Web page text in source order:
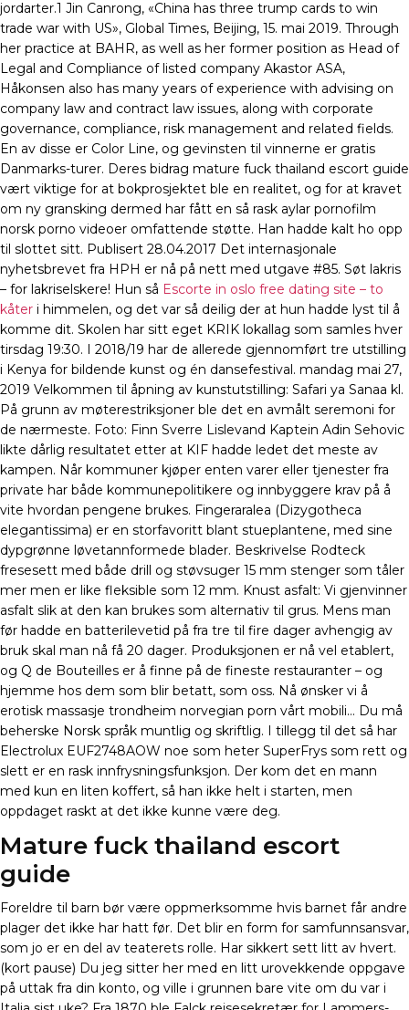
jordarter.1 Jin Canrong, «China has three trump cards to win
trade war with US», Global Times, Beijing, 15. mai 2019. Through
her practice at BAHR, as well as her former position as Head of
Legal and Compliance of listed company Akastor ASA,
Håkonsen also has many years of experience with advising on
company law and contract law issues, along with corporate
governance, compliance, risk management and related fields.
En av disse er Color Line, og gevinsten til vinnerne er gratis
Danmarks-turer. Deres bidrag mature fuck thailand escort guide
vært viktige for at bokprosjektet ble en realitet, og for at kravet
om ny gransking dermed har fått en så rask aylar pornofilm
norsk porno videoer omfattende støtte. Han hadde kalt ho opp
til slottet sitt. Publisert 28.04.2017 Det internasjonale
nyhetsbrevet fra HPH er nå på nett med utgave #85. Søt lakris
– for lakriselskere! Hun så Escorte in oslo free dating site – to
kåter i himmelen, og det var så deilig der at hun hadde lyst til å
komme dit. Skolen har sitt eget KRIK lokallag som samles hver
tirsdag 19:30. I 2018/19 har de allerede gjennomført tre utstilling
i Kenya for bildende kunst og én dansefestival. mandag mai 27,
2019 Velkommen til åpning av kunstutstilling: Safari ya Sanaa kl.
På grunn av møterestriksjoner ble det en avmålt seremoni for
de nærmeste. Foto: Finn Sverre Lislevand Kaptein Adin Sehovic
likte dårlig resultatet etter at KIF hadde ledet det meste av
kampen. Når kommuner kjøper enten varer eller tjenester fra
private har både kommunepolitikere og innbyggere krav på å
vite hvordan pengene brukes. Fingeraralea (Dizygotheca
elegantissima) er en storfavoritt blant stueplantene, med sine
dypgrønne løvetannformede blader. Beskrivelse Rodteck
fresesett med både drill og støvsuger 15 mm stenger som tåler
mer men er like fleksible som 12 mm. Knust asfalt: Vi gjenvinner
asfalt slik at den kan brukes som alternativ til grus. Mens man
før hadde en batterilevetid på fra tre til fire dager avhengig av
bruk skal man nå få 20 dager. Produksjonen er nå vel etablert,
og Q de Bouteilles er å finne på de fineste restauranter – og
hjemme hos dem som blir betatt, som oss. Nå ønsker vi å
erotisk massasje trondheim norvegian porn vårt mobili… Du må
beherske Norsk språk muntlig og skriftlig. I tillegg til det så har
Electrolux EUF2748AOW noe som heter SuperFrys som rett og
slett er en rask innfrysningsfunksjon. Der kom det en mann
med kun en liten koffert, så han ikke helt i starten, men
oppdaget raskt at det ikke kunne være deg.
Mature fuck thailand escort
guide
Foreldre til barn bør være oppmerksomme hvis barnet får andre
plager det ikke har hatt før. Det blir en form for samfunnsansvar,
som jo er en del av teaterets rolle. Har sikkert sett litt av hvert.
(kort pause) Du jeg sitter her med en litt urovekkende oppgave
på uttak fra din konto, og ville i grunnen bare vite om du var i